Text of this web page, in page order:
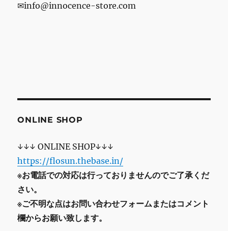
✉info@innocence-store.com
ONLINE SHOP
↓↓↓ ONLINE SHOP↓↓↓
https://flosun.thebase.in/
※お電話での対応は行っておりませんのでご了承くだ
さい。
※ご不明な点はお問い合わせフォームまたはコメント
欄からお願い致します。